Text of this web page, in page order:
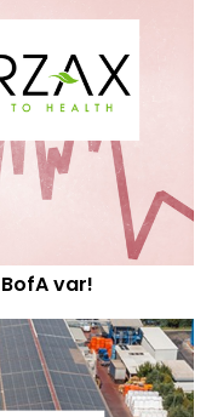
var!